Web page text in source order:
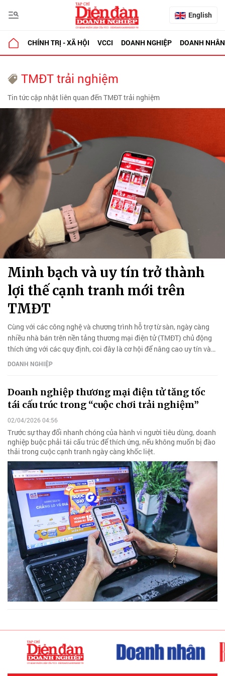
English
CHÍNH TRỊ - XÃ HỘI VCCI DOANH NGHIỆP DOANH NHÂN
TMĐT trải nghiệm
Tin tức cập nhật liên quan đến TMĐT trải nghiệm
Minh bạch và uy tín trở thành
lợi thế cạnh tranh mới trên
TMĐT
Cùng với các công nghệ và chương trình hỗ trợ từ sàn, ngày càng
nhiều nhà bán trên nền tảng thương mại điện tử (TMĐT) chủ động
thích ứng với các quy định, coi đây là cơ hội để nâng cao uy tín và
chất lượng dịch vụ.
DOANH NGHIỆP
Doanh nghiệp thương mại điện tử tăng tốc
tái cấu trúc trong “cuộc chơi trải nghiệm”
02/04/2026 04:56
Trước sự thay đổi nhanh chóng của hành vi người tiêu dùng, doanh
nghiệp buộc phải tái cấu trúc để thích ứng, nếu không muốn bị đào
thải trong cuộc cạnh tranh ngày càng khốc liệt.